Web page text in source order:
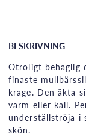
BESKRIVNING
Otroligt behaglig
finaste
krage. Den äkta
varm eller kall.
underställströja i
skön.